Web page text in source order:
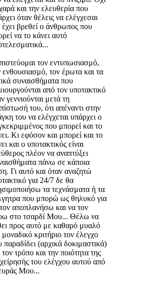
και την ελευθερία που
όταν θέλεις να ελέγχεσαι
έχει βρεθεί ο άνθρωπος που
να το κάνει αυτό
τον εντυπωσιασμό,
ενθουσιασμό, τον έρωτα και τα
συναισθήματα που
από τον υποτακτικό
γεννιούνται μετά τη
του, ότι απέναντι στην
του να ελέγχεται υπάρχει ο
που μπορεί και το
Κι εφόσον και μπορεί και το
και ο υποτακτικός είναι
πλέον να αναπτύξει
πάνω σε κάποια
Γι αυτό και όταν αναζητώ
για 24/7 δε θα
τα τεχνάσματα ή τα
που μπορώ ως θηλυκό για
αποπλανήσω και να τον
στο τσαρδί Μου... Θέλω να
προς αυτό με καθαρό μυαλό
μοναδικό κριτήριο τον έλεγχο
παραδίδει (αρχικά δοκιμαστικά)
τον τρόπο και την ποιότητα της
του ελέγχου αυτού από
Μου...